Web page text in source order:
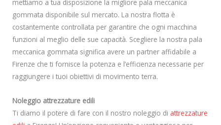
mettiamo a tua disposizione la migliore pala meccanica
gommata disponibile sul mercato. La nostra flotta è
costantemente controllata per garantire che ogni macchina
funzioni al meglio delle sue capacità. Scegliere la nostra pala
meccanica gommata significa avere un partner affidabile a
Firenze che ti fornisce la potenza e l’efficienza necessarie per
raggiungere i tuoi obiettivi di movimento terra.
Noleggio attrezzature edili
Ti diamo il potere di fare con il nostro noleggio di attrezzature